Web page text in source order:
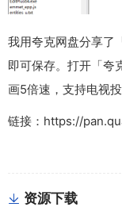
我用夸克网盘分享了
即可保存。打开「夸
画5倍速，支持电视投
链接：https://
资源下载